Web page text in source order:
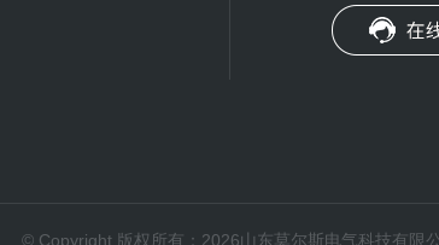
© Copyright 版权所有：2026山东莫尔斯电气科技有限